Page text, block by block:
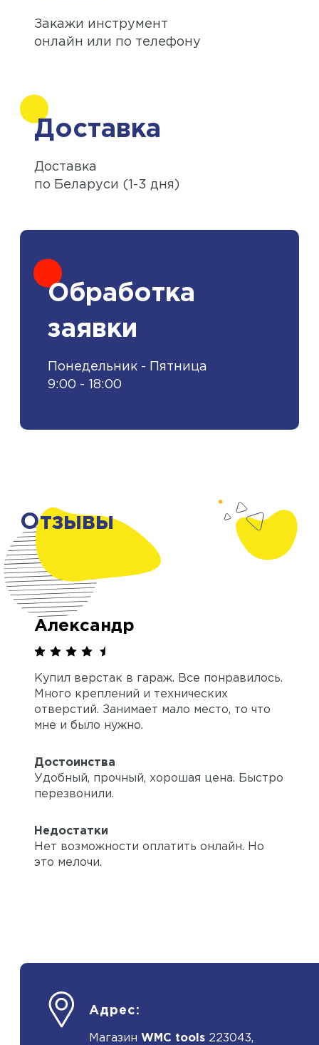
Закажи инструмент
онлайн или по телефону
Доставка
Доставка
по Беларуси (1-3 дня)
Обработка
заявки
Понедельник - Пятница
9:00 - 18:00
Отзывы
Александр
Купил верстак в гараж. Все понравилось.
Много креплений и технических
отверстий. Занимает мало место, то что
мне и было нужно.
Достоинства
Удобный, прочный, хорошая цена. Быстро
перезвонили.
Недостатки
Нет возможности оплатить онлайн. Но
это мелочи.
Адрес:
Магазин WMC tools 223043,